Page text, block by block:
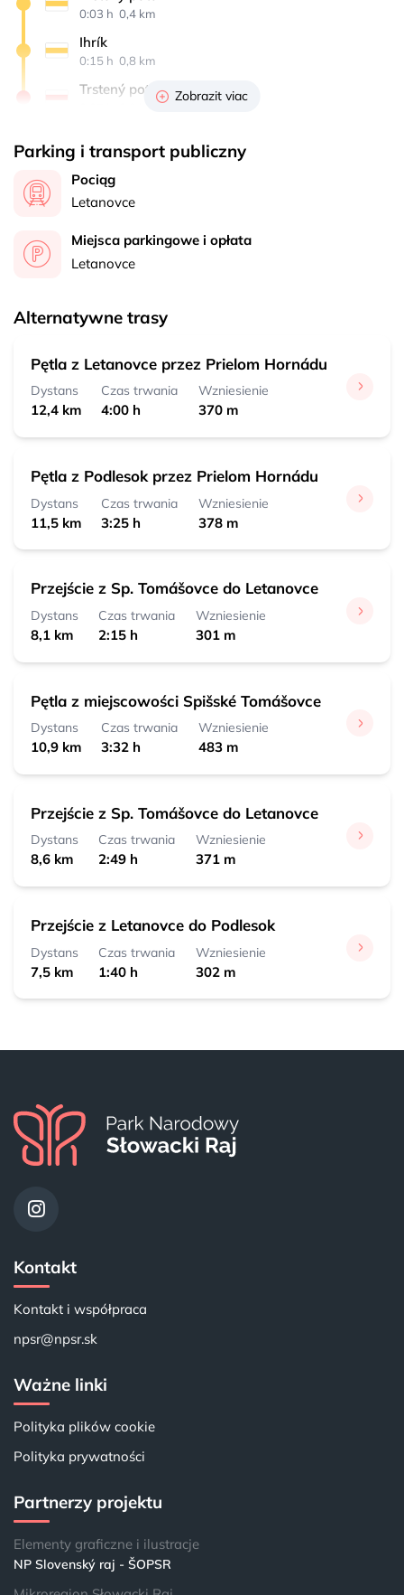
0:03 h 0,4 km
Ihrík
0:15 h 0,8 km
Trstený potok
0:03 h 0,4 km
Letanovce, zastávka
0:27 h 1,7 km
Zobrazit viac
Parking i transport publiczny
Pociąg
Letanovce
Miejsca parkingowe i opłata
Letanovce
Alternatywne trasy
Pętla z Letanovce przez Prielom Hornádu
Dystans
12,4 km
Czas trwania
4:00 h
Wzniesienie
370 m
Pętla z Podlesok przez Prielom Hornádu
Dystans
11,5 km
Czas trwania
3:25 h
Wzniesienie
378 m
Przejście z Sp. Tomášovce do Letanovce
Dystans
8,1 km
Czas trwania
2:15 h
Wzniesienie
301 m
Pętla z miejscowości Spišské Tomášovce
Dystans
10,9 km
Czas trwania
3:32 h
Wzniesienie
483 m
Przejście z Sp. Tomášovce do Letanovce
Dystans
8,6 km
Czas trwania
2:49 h
Wzniesienie
371 m
Przejście z Letanovce do Podlesok
Dystans
7,5 km
Czas trwania
1:40 h
Wzniesienie
302 m
Kontakt
Kontakt i współpraca
npsr@npsr.sk
Ważne linki
Polityka plików cookie
Polityka prywatności
Partnerzy projektu
Elementy graficzne i ilustracje
NP Slovenský raj - ŠOPSR